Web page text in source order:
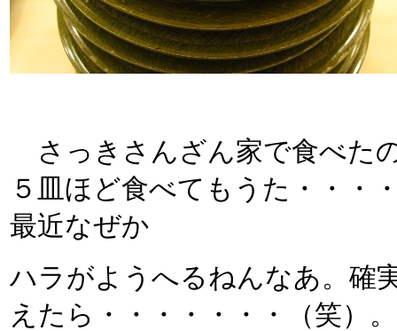
さっきさんざん家で食べた
５皿ほど食べてもうた・・・
最近なぜか
ハラがようへるねんなあ。確
えたら・・・・・・・（笑）